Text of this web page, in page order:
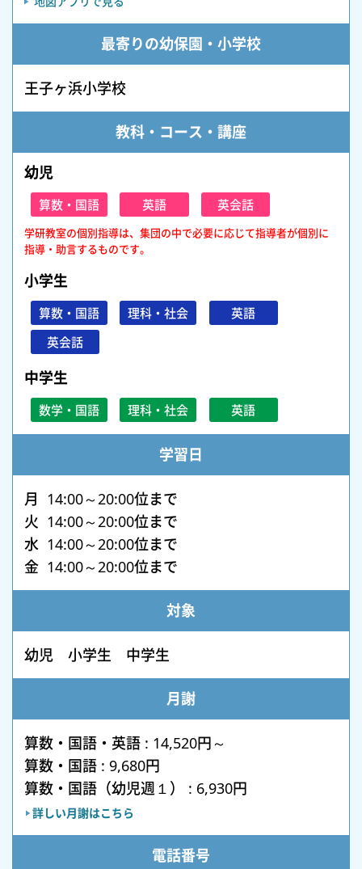
最寄りの幼保園・小学校
王子ヶ浜小学校
教科・コース・講座
幼児
算数・国語 英語 英会話
学研教室の個別指導は、集団の中で必要に応じて指導者が個別に
指導・助言するものです。
小学生
算数・国語 理科・社会
英語
英会話
中学生
数学・国語 理科・社会 英語
学習日
月 14:00～20:00位まで
火 14:00～20:00位まで
水 14:00～20:00位まで
金 14:00～20:00位まで
対象
幼児 小学生 中学生
月謝
算数・国語・英語 : 14,520円～
算数・国語 : 9,680円
算数・国語（幼児週１） : 6,930円
詳しい月謝はこちら
電話番号